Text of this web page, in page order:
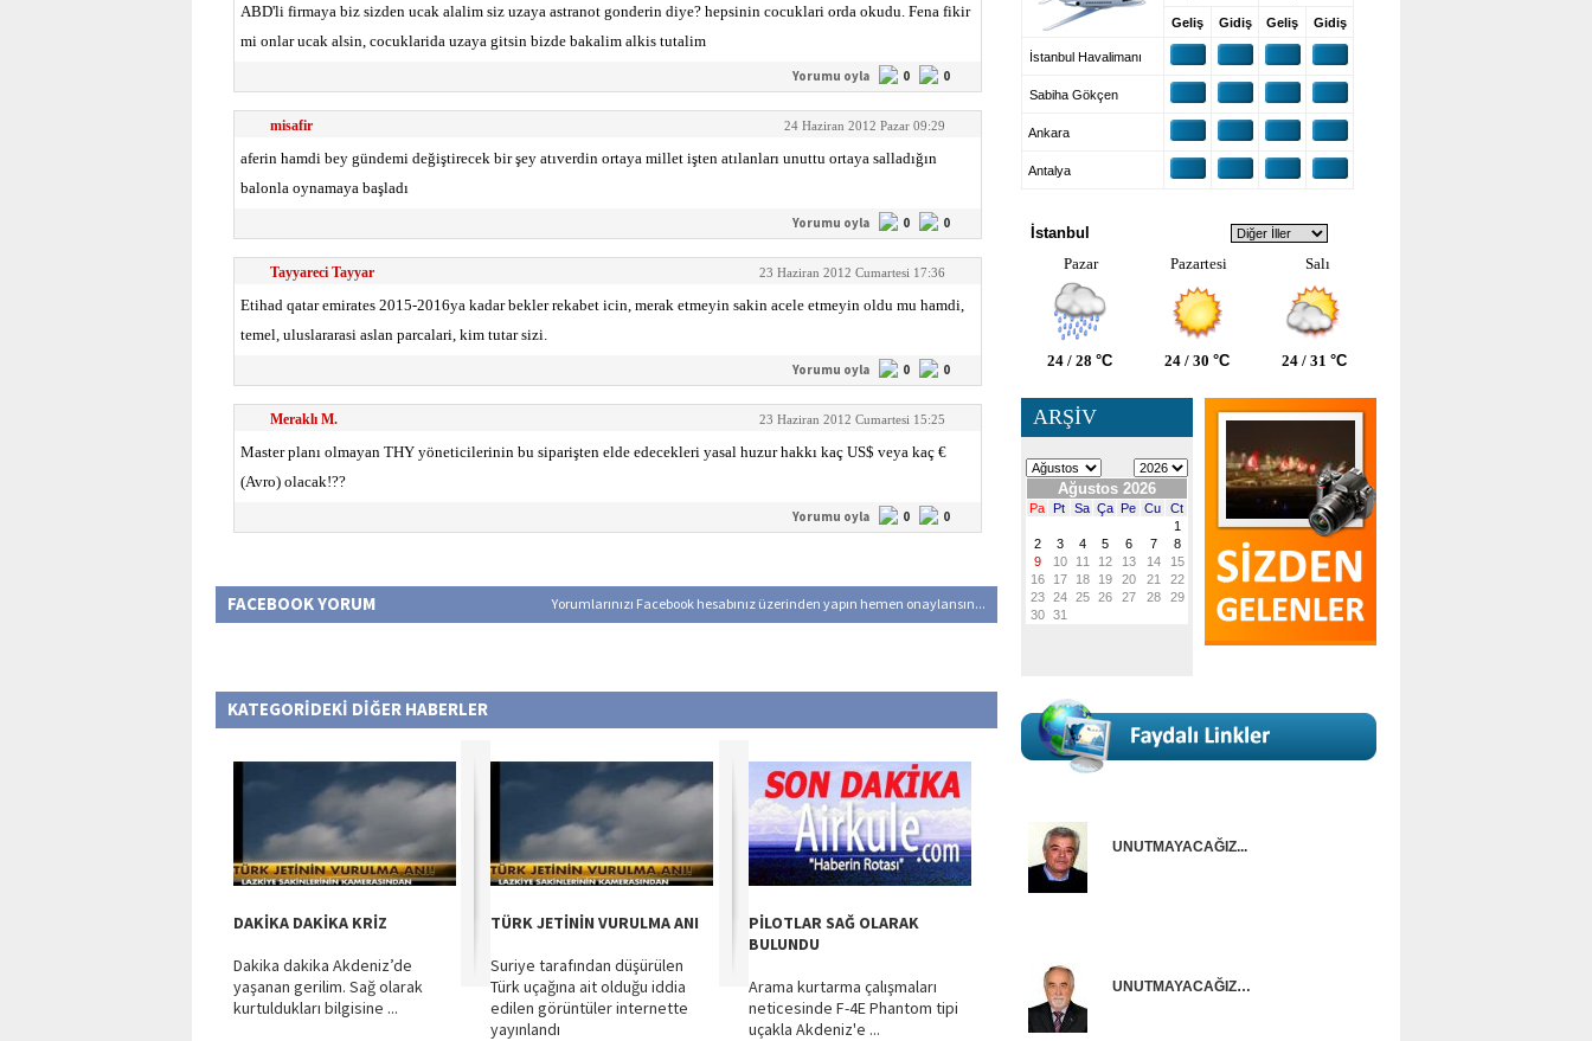
ABD'li firmaya biz sizden ucak alalim siz uzaya astranot gonderin diye? hepsinin cocuklari orda okudu. Fena fikir
mi onlar ucak alsin, cocuklarida uzaya gitsin bizde bakalim alkis tutalim
Yorumu oyla 0 0
misafir 24 Haziran 2012 Pazar 09:29
aferin hamdi bey gündemi değiştirecek bir şey atıverdin ortaya millet işten atılanları unuttu ortaya salladığın
balonla oynamaya başladı
Yorumu oyla 0 0
Tayyareci Tayyar 23 Haziran 2012 Cumartesi 17:36
Etihad qatar emirates 2015-2016ya kadar bekler rekabet icin, merak etmeyin sakin acele etmeyin oldu mu hamdi,
temel, uluslararasi aslan parcalari, kim tutar sizi.
Yorumu oyla 0 0
Meraklı M. 23 Haziran 2012 Cumartesi 15:25
Master planı olmayan THY yöneticilerinin bu siparişten elde edecekleri yasal huzur hakkı kaç US$ veya kaç €
(Avro) olacak!??
Yorumu oyla 0 0
FACEBOOK YORUM Yorumlarınızı Facebook hesabınız üzerinden yapın hemen onaylansın...
KATEGORİDEKİ DİĞER HABERLER
DAKİKA DAKİKA KRİZ
Dakika dakika Akdeniz’de
yaşanan gerilim. Sağ olarak
kurtuldukları bilgisine ...
TÜRK JETİNİN VURULMA ANI
Suriye tarafından düşürülen
Türk uçağına ait olduğu iddia
edilen görüntüler internette
yayınlandı
PİLOTLAR SAĞ OLARAK
BULUNDU
Arama kurtarma çalışmaları
neticesinde F-4E Phantom tipi
uçakla Akdeniz'e ...
Geliş Gidiş Geliş Gidiş
İstanbul Havalimanı
Sabiha Gökçen
Ankara
Antalya
İstanbul
Pazar
Pazartesi Salı
24 / 28 °C 24 / 30 °C 24 / 31 °C
ARŞİV
UNUTMAYACAĞIZ...
UNUTMAYACAĞIZ…